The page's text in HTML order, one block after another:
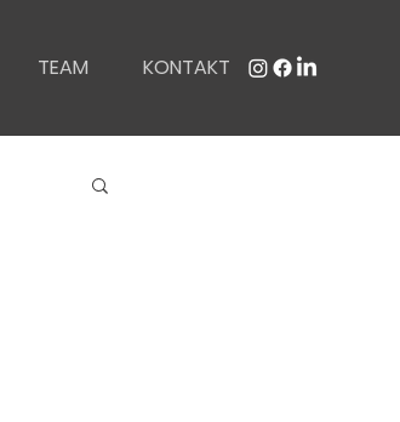
TEAM KONTAKT